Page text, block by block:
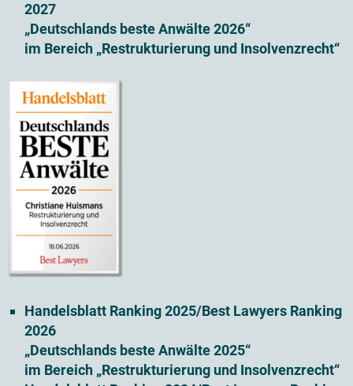
2027
„Deutschlands beste Anwälte 2026“
im Bereich „Restrukturierung und Insolvenzrecht“
Handelsblatt Ranking 2025/Best Lawyers Ranking
2026
„Deutschlands beste Anwälte 2025“
im Bereich „Restrukturierung und Insolvenzrecht“